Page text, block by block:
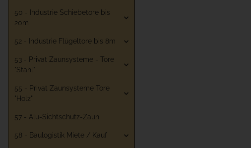
50 - Industrie Schiebetore bis
20m
52 - Industrie Flügeltore bis 8m
53 - Privat Zaunsysteme - Tore
"Stahl"
55 - Privat Zaunsysteme Tore
"Holz"
57 - Alu-Sichtschutz-Zaun
58 - Baulogistik Miete / Kauf